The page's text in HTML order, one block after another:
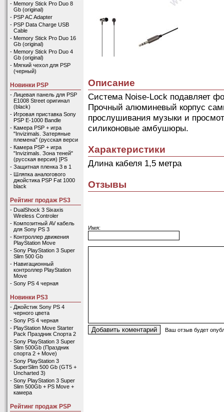
- Memory Stick Pro Duo 8
Gb (original)
- PSP AC Adapter
- PSP Data Charge USB
Cable
- Memory Stick Pro Duo 16
Gb (original)
- Memory Stick Pro Duo 4
Gb (original)
- Мягкий чехол для PSP
(черный)
Новинки PSP
- Лицевая панель для PSP
E1008 Street оригинал
(black)
- Игровая приставка Sony
PSP E-1000 Bandle
- Камера PSP + игра
"Invizimals. Затеряные
племена" (русская верси
- Камера PSP + игра
"Invizimals. Зона теней"
(русская версия) [PS
- Защитная пленка 3 в 1
- Шляпка аналогового
джойстика PSP Fat 1000
black
Рейтинг продаж PS3
- DualShock 3 Sixaxis
Wireless Controler
- Композитный AV кабель
для Sony PS 3
- Контроллер движения
PlayStation Move
- Sony PlayStation 3 Super
Slim 500 Gb
- Навигационный
контроллер PlayStation
Move
- Sony PS 4 черная
Новинки PS3
- Джойстик Sony PS 4
черного цвета
- Sony PS 4 черная
- PlayStation Move Starter
Pack Праздник Спорта 2
- Sony PlayStation 3 Super
Slim 500Gb (Праздник
спорта 2 + Move)
- Sony PlayStation 3
SuperSlim 500 Gb (GT5 +
Uncharted 3)
- Sony PlayStation 3 Super
Slim 500Gb + PS Move +
камера
Рейтинг продаж PSP
Описание
Система Noise-Lock подавляет
Прочный алюминевый корпус
прослушивания музыки и
силиконовые амбушюры.
Характеристики
Длина кабеля 1,5 метра
Отзывы
Имя:
Ваш отзыв будет